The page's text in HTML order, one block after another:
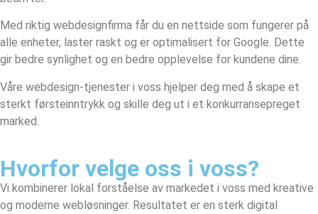
Med riktig webdesignfirma får du en nettside som fungerer på
alle enheter, laster raskt og er optimalisert for Google. Dette
gir bedre synlighet og en bedre opplevelse for kundene dine.
Våre webdesign-tjenester i voss hjelper deg med å skape et
sterkt førsteinntrykk og skille deg ut i et konkurransepreget
marked.
Hvorfor velge oss i voss?
Vi kombinerer lokal forståelse av markedet i voss med kreative
og moderne webløsninger. Resultatet er en sterk digital